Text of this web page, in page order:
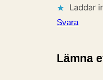
Laddar
Svara
Lämna